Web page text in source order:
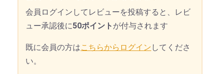
会員ログインしてレビューを投稿すると、レビ
ュー承認後に50ポイント が付与されます
既に会員の方はこちらからログイン してくださ
い。